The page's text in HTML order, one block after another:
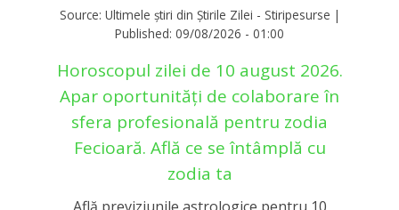
Source: Ultimele știri din Știrile Zilei - Stiripesurse |
Published: 09/08/2026 - 01:00
Horoscopul zilei de 10 august 2026.
Apar oportunități de colaborare în
sfera profesională pentru zodia
Fecioară. Află ce se întâmplă cu
zodia ta
Află previziunile astrologice pentru 10